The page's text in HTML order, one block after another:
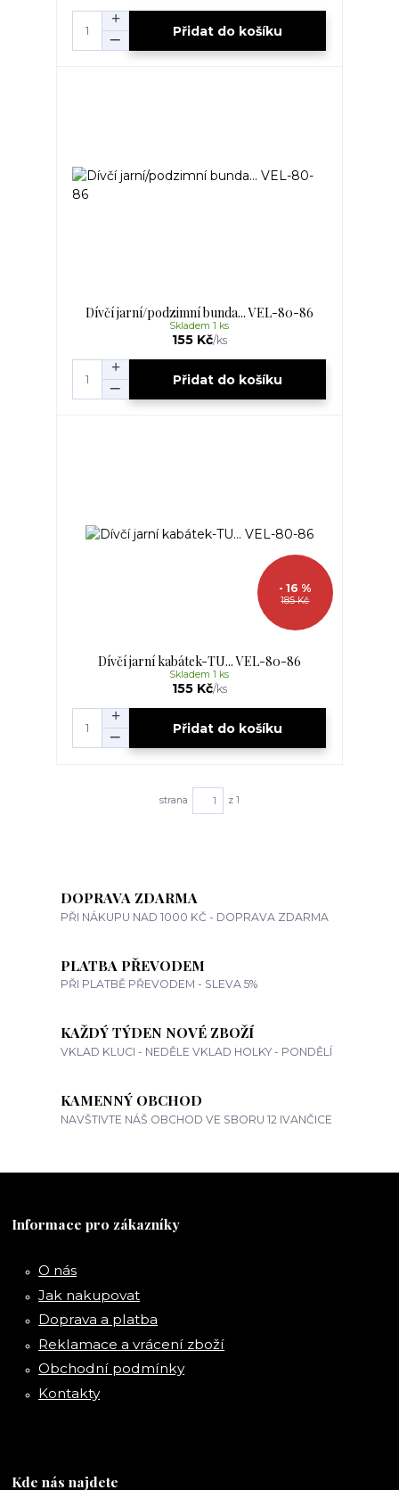
Přidat do košíku
Dívčí jarní/podzimní bunda... VEL-80-86
155 Kč/ks
Skladem 1 ks
Přidat do košíku
185 Kč
- 16 %
Dívčí jarní kabátek-TU... VEL-80-86
155 Kč/ks
Skladem 1 ks
Přidat do košíku
strana z 1
DOPRAVA ZDARMA
PŘI NÁKUPU NAD 1000 KČ - DOPRAVA ZDARMA
PLATBA PŘEVODEM
PŘI PLATBĚ PŘEVODEM - SLEVA 5%
KAŽDÝ TÝDEN NOVÉ ZBOŽÍ
VKLAD KLUCI - NEDĚLE VKLAD HOLKY - PONDĚLÍ
KAMENNÝ OBCHOD
NAVŠTIVTE NÁŠ OBCHOD VE SBORU 12 IVANČICE
Informace pro zákazníky
O nás
Jak nakupovat
Doprava a platba
Reklamace a vrácení zboží
Obchodní podmínky
Kontakty
Kde nás najdete